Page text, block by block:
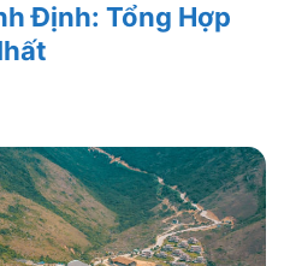
Định: Tổng Hợp